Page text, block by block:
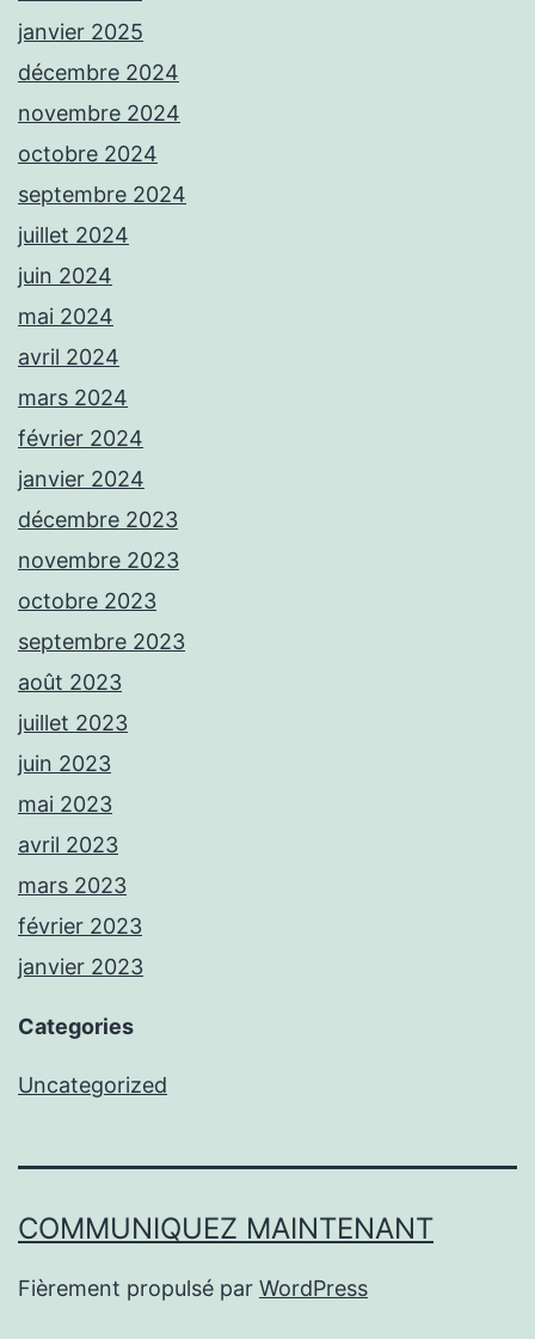
janvier 2025
décembre 2024
novembre 2024
octobre 2024
septembre 2024
juillet 2024
juin 2024
mai 2024
avril 2024
mars 2024
février 2024
janvier 2024
décembre 2023
novembre 2023
octobre 2023
septembre 2023
août 2023
juillet 2023
juin 2023
mai 2023
avril 2023
mars 2023
février 2023
janvier 2023
Categories
Uncategorized
COMMUNIQUEZ MAINTENANT
Fièrement propulsé par WordPress